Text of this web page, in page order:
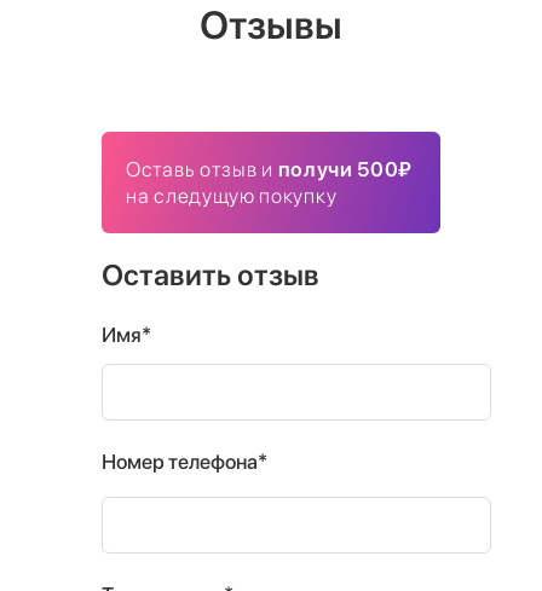
Отзывы
Оставь отзыв и получи 500₽
на следущую покупку
Оставить отзыв
Имя*
Номер телефона*